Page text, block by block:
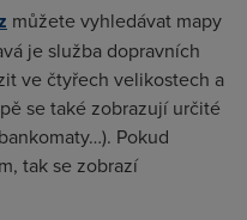
můžete vyhledávat mapy
je služba dopravních
ve čtyřech velikostech a
se také zobrazují určité
Pokud
tak se zobrazí